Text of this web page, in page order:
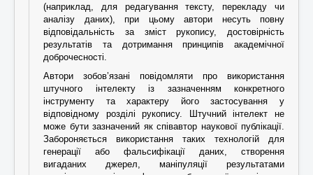
(наприклад, для редагування тексту, перекладу чи
аналізу даних), при цьому автори несуть повну
відповідальність за зміст рукопису, достовірність
результатів та дотримання принципів академічної
доброчесності.
Автори зобов’язані повідомляти про використання
штучного інтелекту із зазначенням конкретного
інструменту та характеру його застосування у
відповідному розділі рукопису. Штучний інтелект не
може бути зазначений як співавтор наукової публікації.
Забороняється використання таких технологій для
генерації або фальсифікації даних, створення
вигаданих джерел, маніпуляції результатами